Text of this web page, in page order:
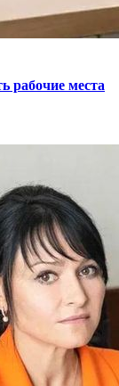
рабочие места